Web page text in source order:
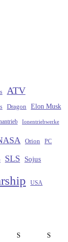
ATV
Dragon Elon Musk
Ionentriebwerke
Orion PC
SLS Sojus
USA
S S